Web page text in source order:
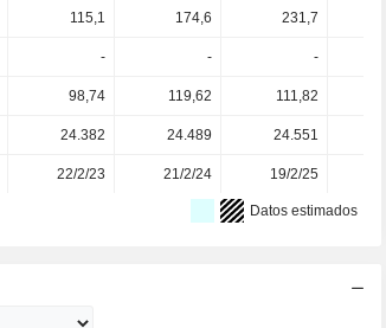
115,1 174,6 231,7
- - -
98,74 119,62 111,82
24.382 24.489 24.551
22/2/23 21/2/24 19/2/25
Datos estimados